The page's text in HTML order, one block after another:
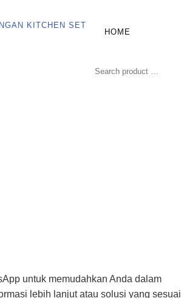
HOME
untuk memudahkan Anda dalam
lebih lanjut atau solusi yang sesuai